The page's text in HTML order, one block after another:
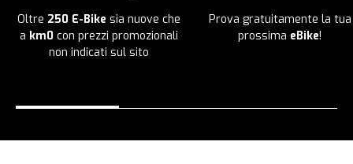
Oltre 250 E-Bike sia nuove che
a km0 con prezzi promozionali
non indicati sul sito
Prova gratuitamente la tua
prossima eBike!